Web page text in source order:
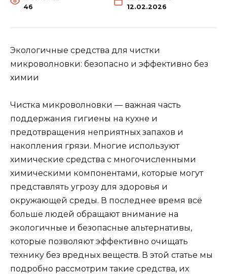
46 12.02.2026
Экологичные средства для чистки
микроволновки: безопасно и эффективно без
химии
Чистка микроволновки — важная часть
поддержания гигиены на кухне и
предотвращения неприятных запахов и
накопления грязи. Многие используют
химические средства с многочисленными
химическими компонентами, которые могут
представлять угрозу для здоровья и
окружающей среды. В последнее время всё
больше людей обращают внимание на
экологичные и безопасные альтернативы,
которые позволяют эффективно очищать
технику без вредных веществ. В этой статье мы
подробно рассмотрим такие средства, их